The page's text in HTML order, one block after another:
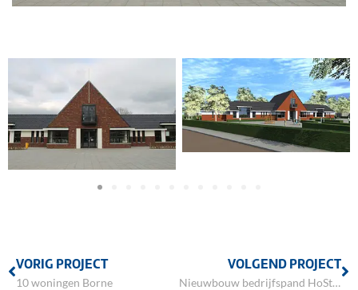
VORIG PROJECT
10 woningen Borne
VOLGEND PROJECT
Nieuwbouw bedrijfspand HoSt Enschede